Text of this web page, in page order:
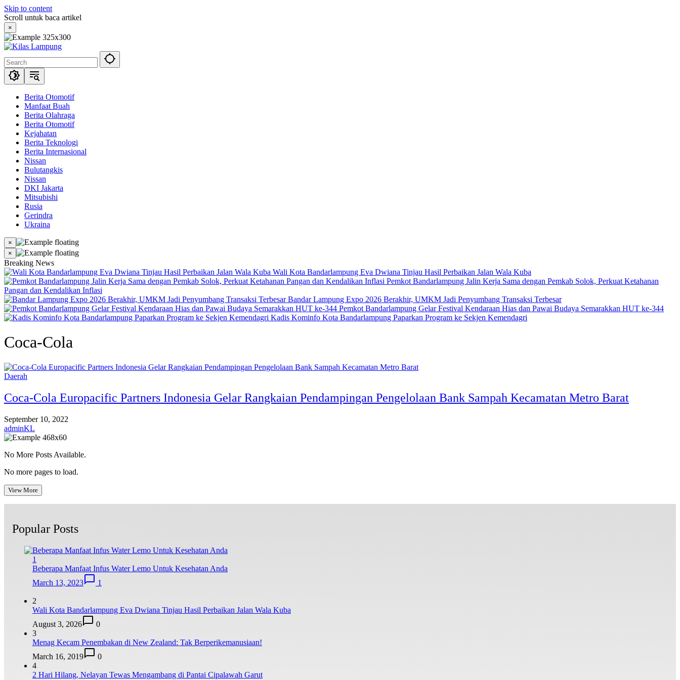
Skip to content
Scroll untuk baca artikel
×
Berita Otomotif
Manfaat Buah
Berita Olahraga
Berita Otomotif
Kejahatan
Berita Teknologi
Berita Internasional
Nissan
Bulutangkis
Nissan
DKI Jakarta
Mitsubishi
Rusia
Gerindra
Ukraina
×
×
Breaking News
Wali Kota Bandarlampung Eva Dwiana Tinjau Hasil Perbaikan Jalan Wala Kuba
Pemkot Bandarlampung Jalin Kerja Sama dengan Pemkab Solok, Perkuat Ketahanan
Pangan dan Kendalikan Inflasi
Bandar Lampung Expo 2026 Berakhir, UMKM Jadi Penyumbang Transaksi Terbesar
Pemkot Bandarlampung Gelar Festival Kendaraan Hias dan Pawai Budaya Semarakkan HUT ke-344
Kadis Kominfo Kota Bandarlampung Paparkan Program ke Sekjen Kemendagri
Coca-Cola
Daerah
Coca-Cola Europacific Partners Indonesia Gelar Rangkaian Pendampingan Pengelolaan Bank Sampah Kecamatan Metro Barat
September 10, 2022
adminKL
No More Posts Available.
No more pages to load.
View More
Popular Posts
1
Beberapa Manfaat Infus Water Lemo Untuk Kesehatan Anda
March 13, 2023
1
2
Wali Kota Bandarlampung Eva Dwiana Tinjau Hasil Perbaikan Jalan Wala Kuba
August 3, 2026
0
3
Menag Kecam Penembakan di New Zealand: Tak Berperikemanusiaan!
March 16, 2019
0
4
2 Hari Hilang, Nelayan Tewas Mengambang di Pantai Cipalawah Garut